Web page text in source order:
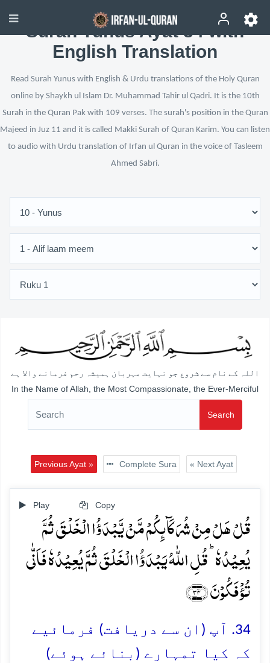
Surah Yunus Ayat 34 with
English Translation
Read Surah Yunus with English & Urdu translations of the Holy Quran
online by Shaykh ul Islam Dr. Muhammad Tahir ul Qadri. It is the 10th
Surah in the Quran Pak with 109 verses. The surah's position in the Quran
Majeed in Juz 11 and it is called Makki Surah of Quran Karim. You can listen
to audio with Urdu translation of Irfan ul Quran in the voice of Tasleem
Ahmed Sabri.
اللہ کے نام سے شروع جو نہایت مہربان ہمیشہ رحم فرمانے والا ہے
In the Name of Allah, the Most Compassionate, the Ever-Merciful
Search
Previous Ayat » Complete Sura « Next Ayat
Play Copy
قُلۡ ہَلۡ مِنۡ شُرَکَآئِکُمۡ مَّنۡ یَّبۡدَؤُا الۡخَلۡقَ ثُمَّ
یُعِیۡدُہٗ ؕ قُلِ اللّٰہُ یَبۡدَؤُا الۡخَلۡقَ ثُمَّ یُعِیۡدُہٗ فَاَنّٰی
تُؤۡفَکُوۡنَ ﴿۳۴﴾
34. آپ (ان سے دریافت) فرمائیے
کہ کیا تمہارے (بنائے ہوئے)